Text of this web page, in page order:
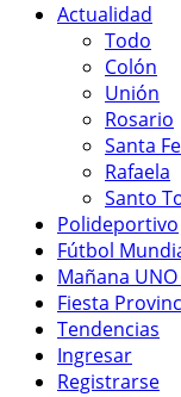
Actualidad
Todo
Colón
Unión
Rosario
Santa Fe
Rafaela
Santo
Polideportivo
Fútbol
Mañana
Fiesta
Tendencias
Ingresar
Registrarse